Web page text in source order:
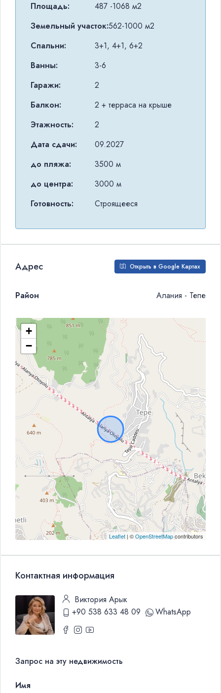
Площадь:
487 -1068 м2
Земельный участок:562-1000 м2
Спальни:
3+1, 4+1, 6+2
Ванны:
3-6
Гаражи:
2
Балкон:
2 + терраса на крыше
Этажность:
2
Дата сдачи:
09.2027
до пляжа:
3500 м
до центра:
3000 м
Готовность:
Строящееся
Адрес Открыть в Google Картах
Район Алания - Тепе
+
−
Leaflet | ©OpenStreetMapcontributors
Контактная информация
Виктория Арык
+90 538 633 48 09
WhatsApp
Запрос на эту недвижимость
Имя